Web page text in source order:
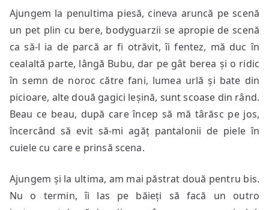
Ajungem la penultima piesă, cineva aruncă pe scenă
un pet plin cu bere, bodyguarzii se apropie de scenă
ca să-l ia de parcă ar fi otrăvit, îi fentez, mă duc în
cealaltă parte, lângă Bubu, dar pe gât berea și o ridic
în semn de noroc către fani, lumea urlă și bate din
picioare, alte două gagici leșină, sunt scoase din rând.
Beau ce beau, după care încep să mă târăsc pe jos,
încercând să evit să-mi agăț pantalonii de piele în
cuiele cu care e prinsă scena.
Ajungem și la ultima, am mai păstrat două pentru bis.
Nu o termin, îi las pe băieți să facă un outro